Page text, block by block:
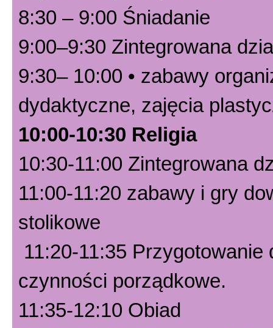
8:30 – 9:00 Śniadanie
9:00–9:30 Zintegrowana
9:30– 10:00 • zabawy
dydaktyczne, zajęcia
10:00-10:30 Religia
10:30-11:00 Zintegrowana
11:00-11:20 zabawy i gry
stolikowe
11:20-11:35 Przygotowanie
czynności porządkowe.
11:35-12:10 Obiad